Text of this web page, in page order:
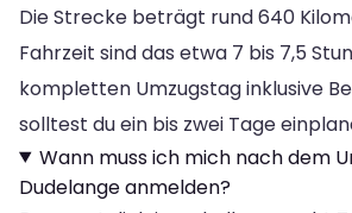
Die Strecke beträgt rund 640
Fahrzeit sind das etwa 7 bis 7,5
kompletten Umzugstag inklusive
solltest du ein bis zwei Tage
Wann muss ich mich nach dem
Dudelange anmelden?